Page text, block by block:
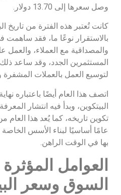
وصل سعرها إلى 13.70 دولار.
كانت تُعتبر هذه الفترة من تاريخ
بالاستقرار نوعًا ما، فقد ساهمت
والمصداقية مع العملاء،
المستثمرين الجدد، وقد ساعد
لتوسيع العمل بالعملات المشفرة
اتصف هذا العام أيضًا باعتباره
البيتكوين، وبدأ فيه انتشار
تكوين تاريخه، كما يُعد هذا
عامًا أساسيًا لبناء الأسس الخاصة
بها في الوقت الراهن.
العوامل
السوق وسعر